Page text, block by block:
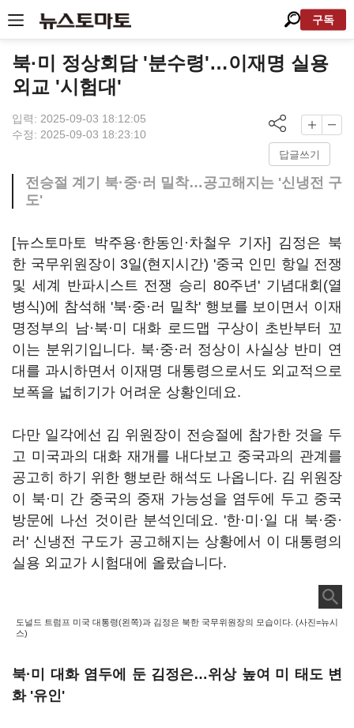
구독
북·미 정상회담 '분수령'…이재명 실용
외교 '시험대'
입력: 2025-09-03 18:12:05
수정: 2025-09-03 18:23:10
답글쓰기
전승절 계기 북·중·러 밀착…공고해지는 '신냉전 구
도'
[뉴스토마토 박주용·한동인·차철우 기자] 김정은 북
한 국무위원장이 3일(현지시간) '중국 인민 항일 전쟁
및 세계 반파시스트 전쟁 승리 80주년' 기념대회(열
병식)에 참석해 '북·중·러 밀착' 행보를 보이면서 이재
명정부의 남·북·미 대화 로드맵 구상이 초반부터 꼬
이는 분위기입니다. 북·중·러 정상이 사실상 반미 연
대를 과시하면서 이재명 대통령으로서도 외교적으로
보폭을 넓히기가 어려운 상황인데요.
다만 일각에선 김 위원장이 전승절에 참가한 것을 두
고 미국과의 대화 재개를 내다보고 중국과의 관계를
공고히 하기 위한 행보란 해석도 나옵니다. 김 위원장
이 북·미 간 중국의 중재 가능성을 염두에 두고 중국
방문에 나선 것이란 분석인데요. '한·미·일 대 북·중·
러' 신냉전 구도가 공고해지는 상황에서 이 대통령의
실용 외교가 시험대에 올랐습니다.
도널드 트럼프 미국 대통령(왼쪽)과 김정은 북한 국무위원장의 모습이다. (사진=뉴시
스)
북·미 대화 염두에 둔 김정은…위상 높여 미 태도 변
화 '유인'